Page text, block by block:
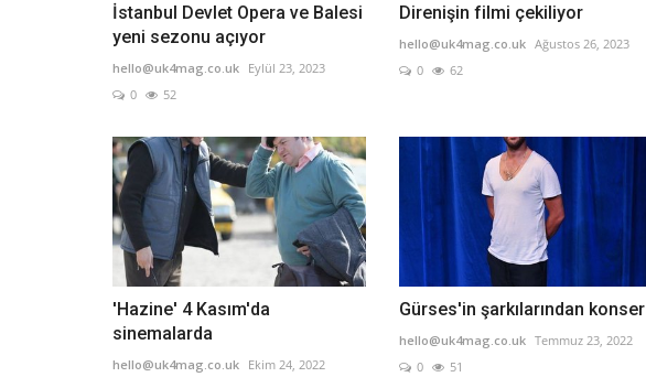
İstanbul Devlet Opera ve Balesi
yeni sezonu açıyor
hello@uk4mag.co.uk Eylül 23, 2023
0
52
Direnişin filmi çekiliyor
hello@uk4mag.co.uk Ağustos 26, 2023
0
62
'Hazine' 4 Kasım'da
sinemalarda
hello@uk4mag.co.uk Ekim 24, 2022
Gürses'in şarkılarından konser
hello@uk4mag.co.uk Temmuz 23, 2022
0
51